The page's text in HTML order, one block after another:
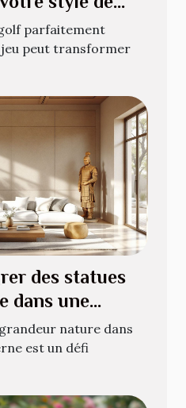
parfaitement
jeu peut transformer
des statues
dans une
? nature dans
est un défi